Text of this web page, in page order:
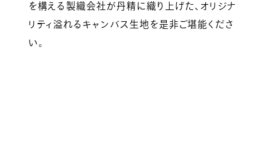
を構える製織会社が丹精に織り上げた、オリジナ
リティ溢れるキャンバス生地を是非ご堪能くださ
い。